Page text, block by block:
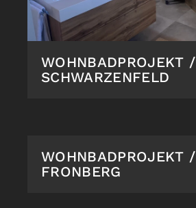
WOHNBADPROJEKT /
SCHWARZENFELD
WOHNBADPROJEKT /
FRONBERG